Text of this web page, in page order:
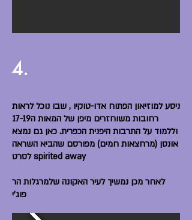
4.
ניסע למוזיאון הפתוח אדו-טוקיו , שבו נוכל לראות
רחובות משוחזרים מיפן של המאות ה17-19
וללמוד על התרבות היפנית הכפרית. כאן גם נמצא
אונסן (מרחצאות חמים) מפורסם שהביא השראה
לסרט spirited away
לאחר מכן נמשיך לעיר האקונה שלמרגלות הר
פוג'י